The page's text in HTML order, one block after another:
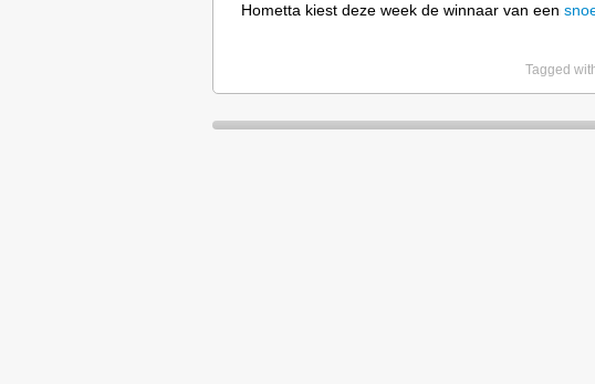
Hometta kiest deze week de winnaar van een
Tagged